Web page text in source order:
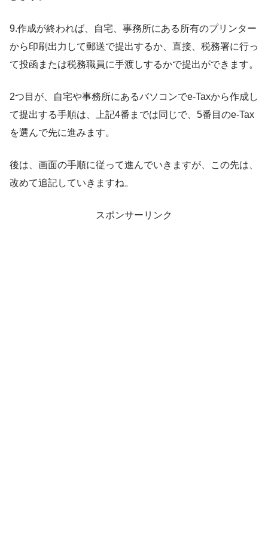
9.作成が終われば、自宅、事務所にある所有のプリンター
から印刷出力して郵送で提出するか、直接、税務署に行っ
て投函または税務職員に手渡しするかで提出ができます。
2つ目が、自宅や事務所にあるバソコンでe-Taxから作成し
て提出する手順は、上記4番までは同じで、5番目のe-Tax
を選んで先に進みます。
後は、画面の手順に従って進んでいきますが、この先は、
改めて追記していきますね。
スポンサーリンク